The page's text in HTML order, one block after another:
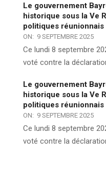
Le gouvernement
historique sous la Ve
politiques réunionnais
ON: 9 SEPTEMBRE 2025
Ce lundi 8 septembre
voté contre la
Le gouvernement
historique sous la Ve
politiques réunionnais
ON: 9 SEPTEMBRE 2025
Ce lundi 8 septembre
voté contre la